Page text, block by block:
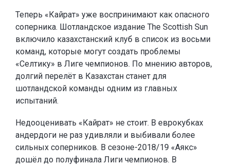
Теперь «Кайрат» уже воспринимают как опасного
соперника. Шотландское издание The Scottish Sun
включило казахстанский клуб в список из восьми
команд, которые могут создать проблемы
«Селтику» в Лиге чемпионов. По мнению авторов,
долгий перелёт в Казахстан станет для
шотландской команды одним из главных
испытаний.
Недооценивать «Кайрат» не стоит. В еврокубках
андердоги не раз удивляли и выбивали более
сильных соперников. В сезоне-2018/19 «Аякс»
дошёл до полуфинала Лиги чемпионов. В